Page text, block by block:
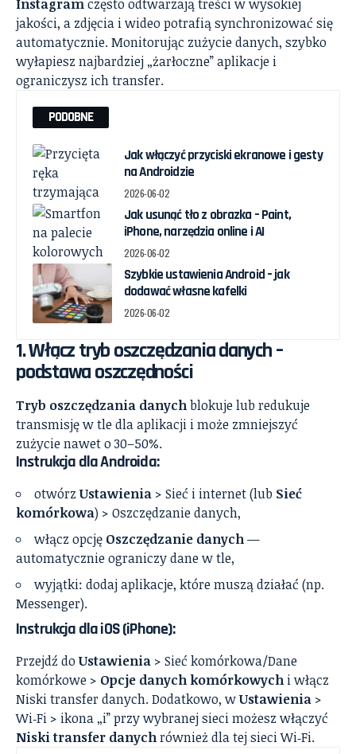
Instagramczęsto odtwarzają treści w wysokiej
jakości, a zdjęcia i wideo potrafią synchronizować się
automatycznie. Monitorując zużycie danych, szybko
wyłapiesz najbardziej „żarłoczne” aplikacje i
ograniczysz ich transfer.
PODOBNE
Jak włączyć przyciski ekranowe i gesty
na Androidzie
2026-06-02
Jak usunąć tło z obrazka – Paint,
iPhone, narzędzia online i AI
2026-06-02
Szybkie ustawienia Android – jak
dodawać własne kafelki
2026-06-02
1. Włącz tryb oszczędzania danych –
podstawa oszczędności
Tryb oszczędzania danychblokuje lub redukuje
transmisję w tle dla aplikacji i może zmniejszyć
zużycie nawet o 30–50%.
Instrukcja dla Androida:
otwórz Ustawienia > Sieć i internet (lub Sieć
komórkowa) > Oszczędzanie danych,
włącz opcję Oszczędzanie danych—
automatycznie ograniczy dane w tle,
wyjątki: dodaj aplikacje, które muszą działać (np.
Messenger).
Instrukcja dla iOS (iPhone):
Przejdź do Ustawienia > Sieć komórkowa/Dane
komórkowe > Opcje danych komórkowych i włącz
Niski transfer danych. Dodatkowo, wUstawienia >
Wi‑Fi > ikona „i” przy wybranej sieci możesz włączyć
Niski transfer danychrównież dla tej sieci Wi‑Fi.